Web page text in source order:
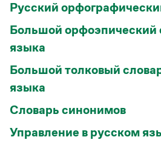
Словари
Учебники и справочники
Все книги
Русский
Большой орфоэпический
языка
Большой толковый
языка
Словарь синонимов
Управление в русском